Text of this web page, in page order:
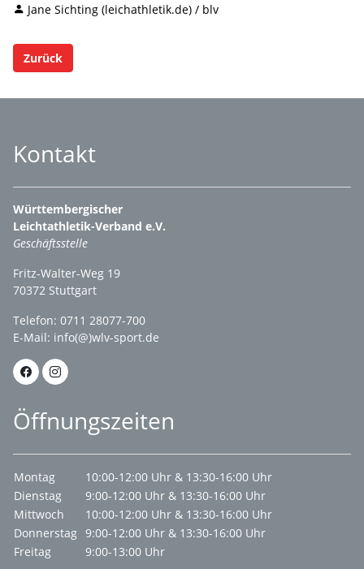
Jane Sichting (leichathletik.de) / blv
Zurück
Kontakt
Württembergischer
Leichtathletik-Verband e.V.
Geschäftsstelle
Fritz-Walter-Weg 19
70372 Stuttgart
Telefon: 0711 28077-700
E-Mail: info(@)wlv-sport.de
Öffnungszeiten
Montag
10:00-12:00 Uhr & 13:30-16:00 Uhr
Dienstag
9:00-12:00 Uhr & 13:30-16:00 Uhr
Mittwoch
10:00-12:00 Uhr & 13:30-16:00 Uhr
Donnerstag 9:00-12:00 Uhr & 13:30-16:00 Uhr
Freitag
9:00-13:00 Uhr